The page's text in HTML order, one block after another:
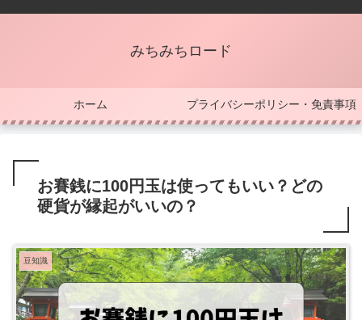
みちみちロード
ホーム プライバシーポリシー・免責事項
お賽銭に100円玉は使ってもいい？どの
硬貨が縁起がいいの？
豆知識